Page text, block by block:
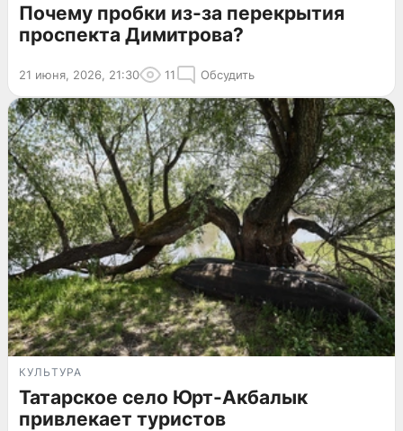
Почему пробки из-за перекрытия
проспекта Димитрова?
21 июня, 2026, 21:30 11 Обсудить
КУЛЬТУРА
Татарское село Юрт-Акбалык
привлекает туристов